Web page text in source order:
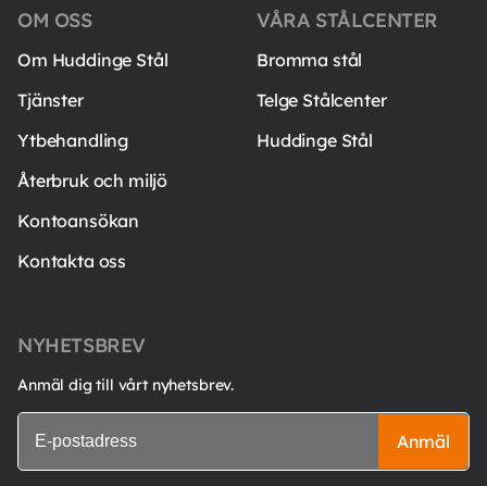
VÅRA STÅLCENTER
Bromma stål
Telge Stålcenter
Huddinge Stål
OM OSS
Om Huddinge Stål
Tjänster
Ytbehandling
Återbruk och miljö
Kontoansökan
Kontakta oss
NYHETSBREV
Anmäl dig till vårt nyhetsbrev.
Anmäl